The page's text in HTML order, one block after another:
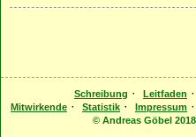
Schreibung · Leitfaden ·
Mitwirkende · Statistik · Impressum ·
© Andreas Göbel